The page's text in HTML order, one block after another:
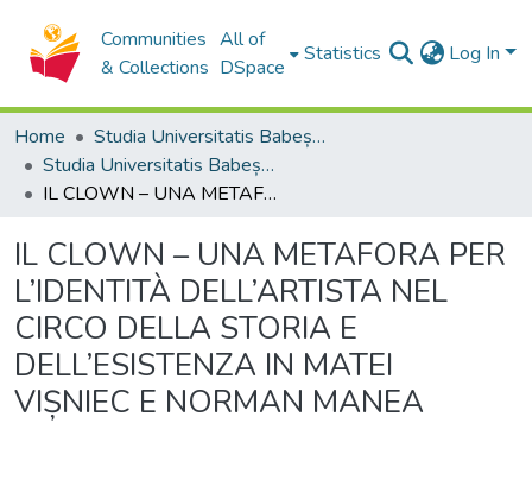
Communities
& Collections
All of
DSpace
Statistics Log In
Home
Studia Universitatis Babeș-Bolyai Collection
Studia Universitatis Babeș-Bolyai Philologia
IL CLOWN – UNA METAFORA PER L’IDENTITÀ DELL’ARTISTA NEL CIRCO DELLA STORIA E DELL’ESISTENZA IN MATEI VIȘNIEC E NORMAN MANEA
IL CLOWN – UNA METAFORA PER
L’IDENTITÀ DELL’ARTISTA NEL
CIRCO DELLA STORIA E
DELL’ESISTENZA IN MATEI
VIȘNIEC E NORMAN MANEA